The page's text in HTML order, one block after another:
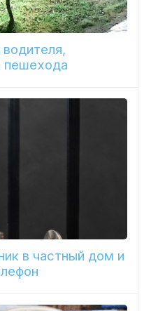
пешехода
в частный дом и